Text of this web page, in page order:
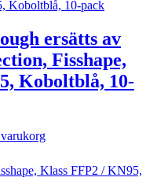
ersätts av
Fisshape,
Koboltblå, 10-